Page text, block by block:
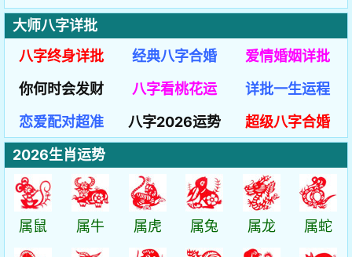
大师八字详批
八字终身详批
经典八字合婚
爱情婚姻详批
你何时会发财
八字看桃花运
详批一生运程
恋爱配对超准
八字2026运势
超级八字合婚
2026生肖运势
属鼠 属牛 属虎 属兔 属龙 属蛇